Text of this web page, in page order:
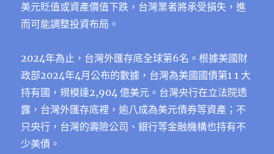
美元貶值或資產價值下跌，台灣業者將承受損失，進
而可能調整投資布局。
2024年為止，台灣外匯存底全球第6名。根據美國財
政部2024年4月公布的數據，台灣為美國國債第1 1 ⼤
持有國，規模達2,904 億美元。台灣央⾏在⽴法院透
露，台灣外匯存底裡，逾⼋成為美元債券等資產；不
只央⾏，台灣的壽險公司、銀⾏等⾦融機構也持有不
少美債。